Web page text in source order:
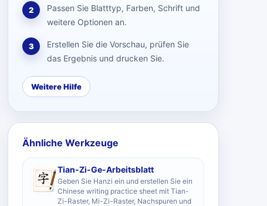
2
Passen Sie Blatttyp, Farben, Schrift und
weitere Optionen an.
3
Erstellen Sie die Vorschau, prüfen Sie
das Ergebnis und drucken Sie.
Weitere Hilfe
Ähnliche Werkzeuge
Tian-Zi-Ge-Arbeitsblatt
Geben Sie Hanzi ein und erstellen Sie ein
Chinese writing practice sheet mit Tian-
Zi-Raster, Mi-Zi-Raster, Nachspuren und